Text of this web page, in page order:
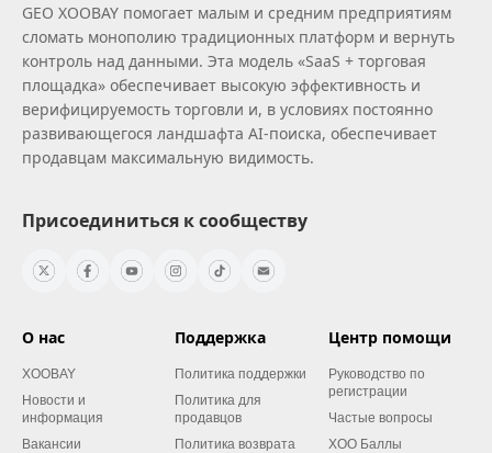
GEO XOOBAY помогает малым и средним предприятиям
сломать монополию традиционных платформ и вернуть
контроль над данными. Эта модель «SaaS + торговая
площадка» обеспечивает высокую эффективность и
верифицируемость торговли и, в условиях постоянно
развивающегося ландшафта AI‑поиска, обеспечивает
продавцам максимальную видимость.
Присоединиться к сообществу
О нас
XOOBAY
Новости и
информация
Вакансии
Поддержка
Политика поддержки
Политика для
продавцов
Политика возврата
Центр помощи
Руководство по
регистрации
Частые вопросы
XOO Баллы